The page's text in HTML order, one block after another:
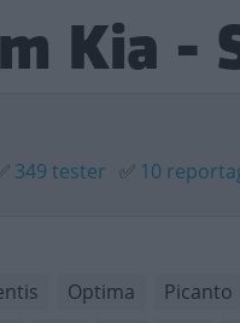
Kia -
349 tester ✅ 10
Optima Picanto